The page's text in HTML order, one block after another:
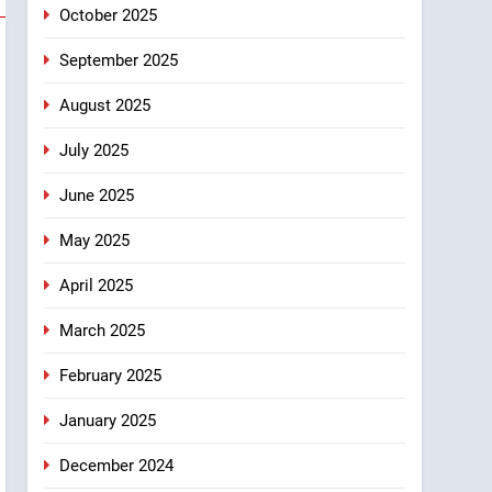
October 2025
September 2025
August 2025
July 2025
June 2025
May 2025
April 2025
March 2025
February 2025
January 2025
December 2024